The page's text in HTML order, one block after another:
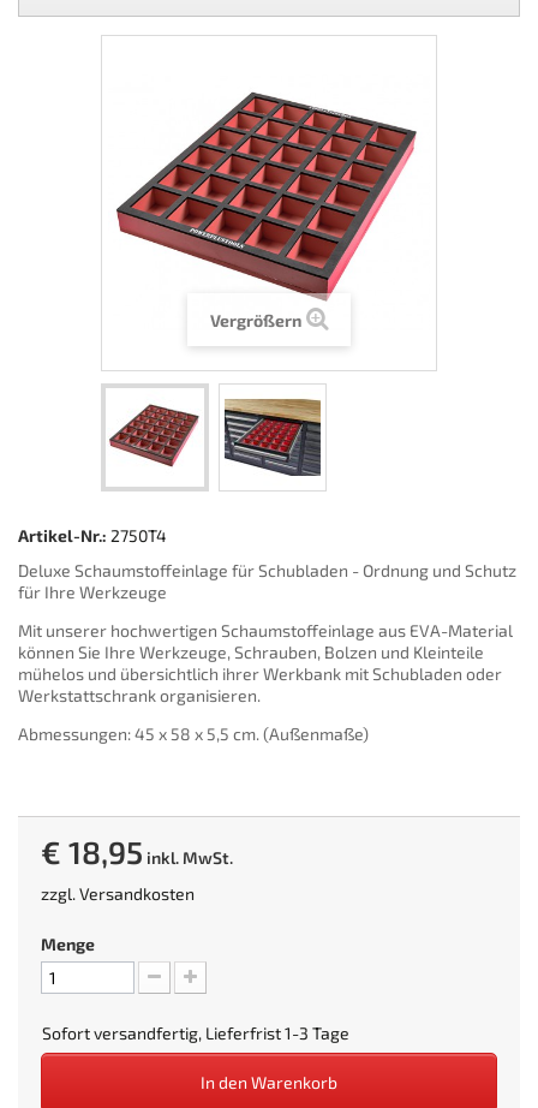
Vergrößern
Artikel-Nr.: 2750T4
Deluxe Schaumstoffeinlage für Schubladen - Ordnung und Schutz
für Ihre Werkzeuge
Mit unserer hochwertigen Schaumstoffeinlage aus EVA-Material
können Sie Ihre Werkzeuge, Schrauben, Bolzen und Kleinteile
mühelos und übersichtlich ihrer Werkbank mit Schubladen oder
Werkstattschrank organisieren.
Abmessungen: 45 x 58 x 5,5 cm. (Außenmaße)
€ 18,95 inkl. MwSt.
zzgl.Versandkosten
Menge
Sofort versandfertig, Lieferfrist 1-3 Tage
In den Warenkorb